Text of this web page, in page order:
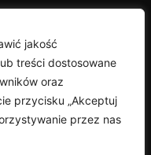
jakość
treści dostosowane
oraz
przycisku „Akceptuj
przez nas